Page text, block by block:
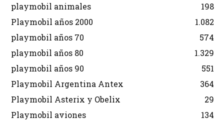
playmobil animales
198
Playmobil años 2000
1.082
playmobil años 70
574
playmobil años 80
1.329
playmobil años 90
551
Playmobil Argentina Antex
364
Playmobil Asterix y Obelix
29
Playmobil aviones
134